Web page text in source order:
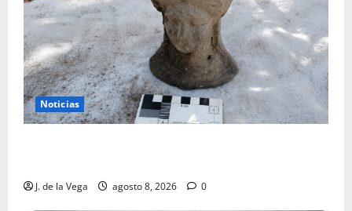
Noticias
J. de la Vega agosto 8, 2026 0